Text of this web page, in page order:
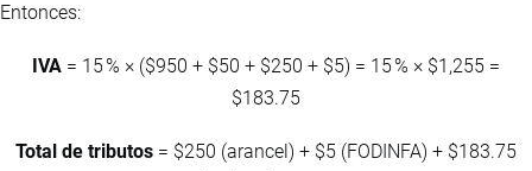
Entonces:
IVA= 15 % × ($950 + $50 + $250 + $5) = 15 % × $1,255 =
$183.75
Total de tributos= $250 (arancel) + $5 (FODINFA) + $183.75